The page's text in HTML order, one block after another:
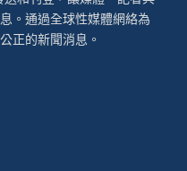
。通過全球性媒體網絡為
正的新聞消息。